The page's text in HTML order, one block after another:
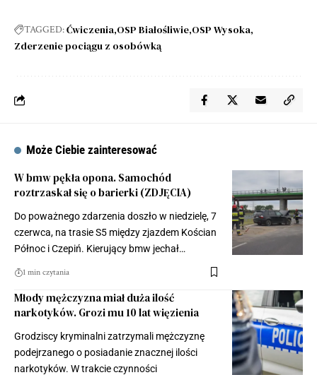
TAGGED:Ćwiczenia OSP Białośliwie OSP Wysoka
Zderzenie pociągu z osobówką
Może Ciebie zainteresować
W bmw pękła opona. Samochód
roztrzaskał się o barierki (ZDJĘCIA)
Do poważnego zdarzenia doszło w niedzielę, 7
czerwca, na trasie S5 między zjazdem Kościan
Północ i Czepiń. Kierujący bmw jechał…
1 min czytania
Młody mężczyzna miał duża ilość
narkotyków. Grozi mu 10 lat więzienia
Grodziscy kryminalni zatrzymali mężczyznę
podejrzanego o posiadanie znacznej ilości
narkotyków. W trakcie czynności